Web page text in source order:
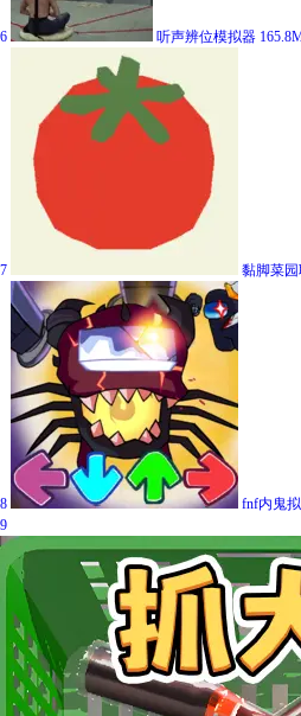
6 听声辨位模拟器
7 黏脚菜
8 fnf内鬼
9